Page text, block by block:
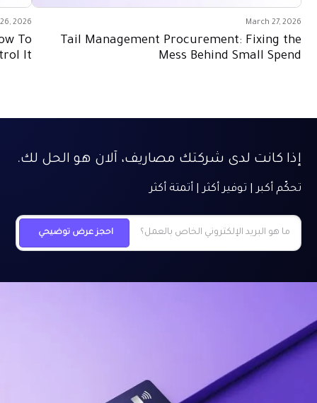
March 27, 2026
Tail Management Procurement: Fixing the
Mess Behind Small Spend
2026
To
It
إذا كانت لدى شركتك مصاريف، آلان هو الحل لك.
تحكّم أكبر | توفير أكثر | أتمتة أكثر